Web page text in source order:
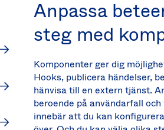
Anpassa
steg med
Komponenter ger dig
Hooks, publicera händelser,
hänvisa till en extern tjänst.
beroende på användarfall
innebär att du kan